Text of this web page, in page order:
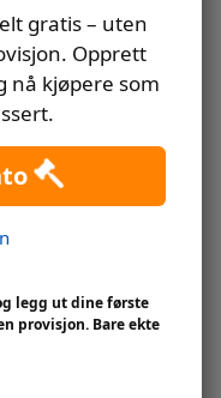
30B og 31B, 50 og 100øre
oval,vm III,stpl.,…
FÆRØYENE
gratis – uten
Opprett
nå kjøpere som
legg ut dine første
provisjon. Bare ekte